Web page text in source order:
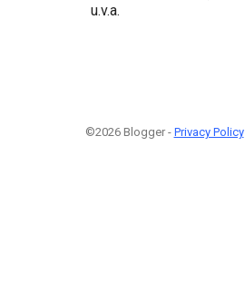
u.v.a.
©2026 Blogger - Privacy Policy